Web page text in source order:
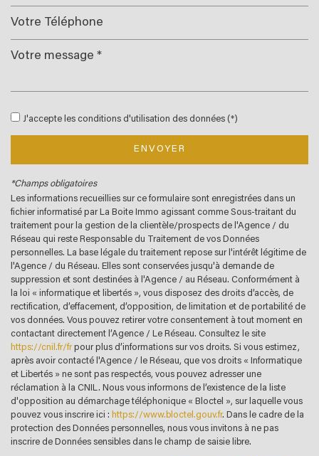
Bar
Collège
École primaire
Lycée
Bibliothèque
Bureau de poste
Mairie
statistiques
Nombre d'habitants 6 123
Propriétaires (vs. locataires) 51,26 %
Taxe habitation 17,73 %
Taxe foncière 27,04 %
J'accepte les conditions d'utilisation des données (*)
ENVOYER
*Champs obligatoires
Les informations recueillies sur ce formulaire sont enregistrées dans un
fichier informatisé par La Boite Immo agissant comme Sous-traitant du
traitement pour la gestion de la clientèle/prospects de l'Agence / du
Réseau qui reste Responsable du Traitement de vos Données
personnelles. La base légale du traitement repose sur l'intérêt légitime de
l'Agence / du Réseau. Elles sont conservées jusqu'à demande de
suppression et sont destinées à l'Agence / au Réseau. Conformément à
la loi « informatique et libertés », vous disposez des droits d’accès, de
rectification, d’effacement, d’opposition, de limitation et de portabilité de
vos données. Vous pouvez retirer votre consentement à tout moment en
contactant directement l’Agence / Le Réseau. Consultez le site
https://cnil.fr/frpour plus d’informations sur vos droits. Si vous estimez,
après avoir contacté l'Agence / le Réseau, que vos droits « Informatique
et Libertés » ne sont pas respectés, vous pouvez adresser une
réclamation à la CNIL. Nous vous informons de l’existence de la liste
d'opposition au démarchage téléphonique « Bloctel », sur laquelle vous
pouvez vous inscrire ici : https://www.bloctel.gouv.fr. Dans le cadre de la
protection des Données personnelles, nous vous invitons à ne pas
inscrire de Données sensibles dans le champ de saisie libre.